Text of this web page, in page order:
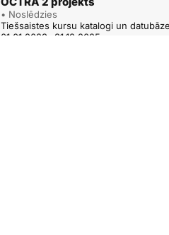
• Noslēdzies
Tiešsaistes kursu katalogi un
01.01.2023.-31.12.2025.